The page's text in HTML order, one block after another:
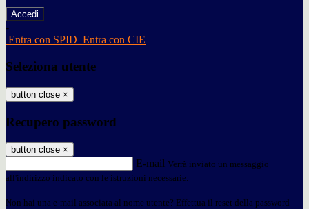
-
Entra con SPID Entra con CIE
Seleziona utente
button close ×
Recupero password
button close ×
E-mail Verrà inviato un messaggio
all'indirizzo indicato con le istruzioni necessarie.
Non hai una e-mail associata al nome utente? Effettua il reset della password